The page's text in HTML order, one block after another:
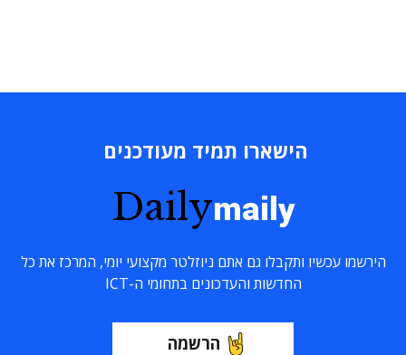
הישארו תמיד מעודכנים
Dailymaily
הירשמו עכשיו ותקבלו גם אתם ניוזלטר מקצועי יומי, המרכז את כל
החדשות והעדכונים בתחומי ה-ICT
הרשמה